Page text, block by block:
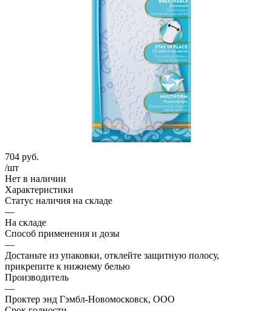
704 руб.
/шт
Нет в наличии
Характеристики
Статус наличия на складе
—
На складе
Способ применения и дозы
—
Достаньте из упаковки, отклейте защитную полосу,
прикрепите к нижнему белью
Производитель
—
Проктер энд Гэмбл-Новомосковск, ООО